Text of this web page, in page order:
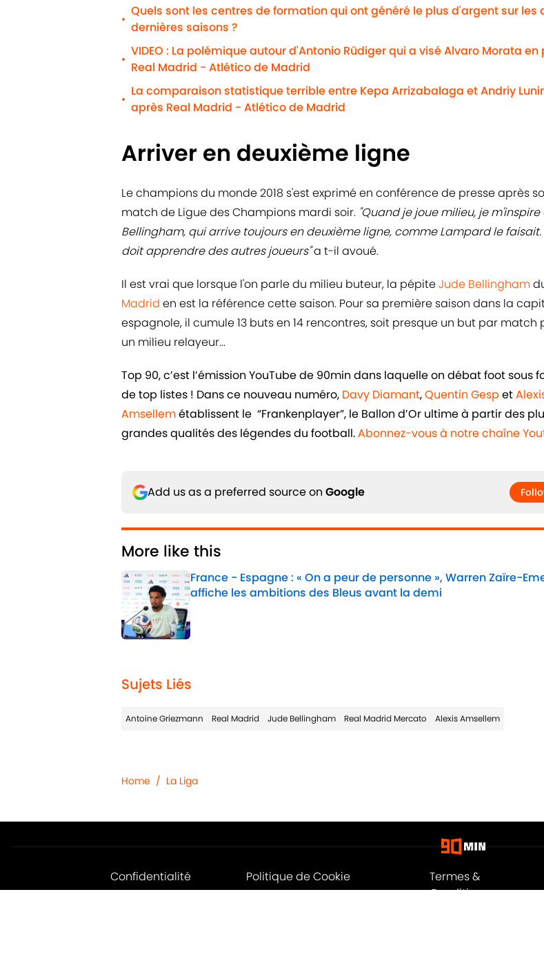
•
Quels sont les centres de formation qui ont généré le plus d'argent sur les
dernières saisons ?
•
VIDEO : La polémique autour d'Antonio Rüdiger qui a visé Alvaro Morata en
Real Madrid - Atlético de Madrid
•
La comparaison statistique terrible entre Kepa Arrizabalaga et Andriy
après Real Madrid - Atlético de Madrid
Arriver en deuxième ligne
Le champions du monde 2018 s'est exprimé en conférence de presse après
match de Ligue des Champions mardi soir. "Quand je joue milieu, je m'inspire
Bellingham, qui arrive toujours en deuxième ligne, comme Lampard le faisait.
doit apprendre des autres joueurs"a t-il avoué.
Il est vrai que lorsque l'on parle du milieu buteur, la pépiteJude Bellingham
Madrid en est la référence cette saison. Pour sa première saison dans la
espagnole, il cumule 13 buts en 14 rencontres, soit presque un but par match
un milieu relayeur...
Top 90, c’est l’émission YouTube de 90min dans laquelle on débat foot sous
de top listes ! Dans ce nouveau numéro, Davy Diamant,Quentin Gesp et
Amsellemétablissent le “Frankenplayer”, le Ballon d’Or ultime à partir des
grandes qualités des légendes du football.Abonnez-vous à notre chaîne
Add us as a preferred source on Google
More like this
France - Espagne : « On a peur de personne », Warren Zaïre-
affiche les ambitions des Bleus avant la demi
Sujets Liés
Antoine Griezmann Real Madrid Jude Bellingham Real Madrid Mercato Alexis Amsellem
Home / La Liga
Confidentialité Politique de Cookie
Termes &
Conditions